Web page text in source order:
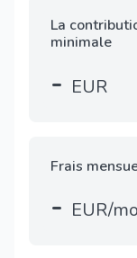
La
minimale
- EUR
Frais
- EUR/